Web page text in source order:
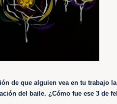
de que alguien vea en tu trabajo la
del baile. ¿Cómo fue ese 3 de